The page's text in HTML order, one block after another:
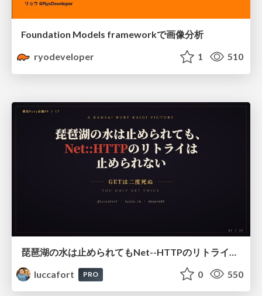
Foundation Models frameworkで画像分析
ryodeveloper
1 510
luccafort
PRO 0 550